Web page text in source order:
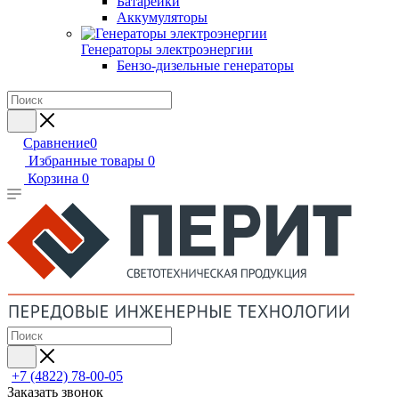
Аккумуляторы
Генераторы электроэнергии
Бензо-дизельные генераторы
Сравнение0
Избранные товары 0
Корзина 0
+7 (4822) 78-00-05
Заказать звонок